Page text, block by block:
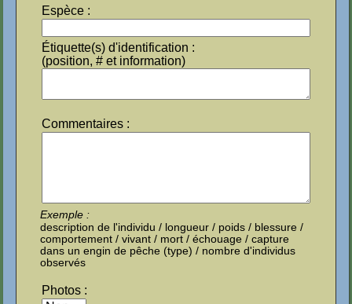
Espèce :
Étiquette(s) d'identification :
(position, # et information)
Commentaires :
Exemple :
description de l'individu / longueur / poids / blessure /
comportement / vivant / mort / échouage / capture
dans un engin de pêche (type) / nombre d'individus
observés
Photos :